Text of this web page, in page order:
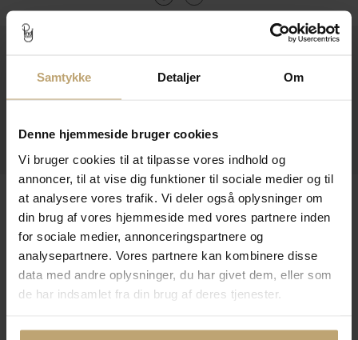
Samtykke Detaljer Om
Denne hjemmeside bruger cookies
Vi bruger cookies til at tilpasse vores indhold og
annoncer, til at vise dig funktioner til sociale medier og til
at analysere vores trafik. Vi deler også oplysninger om
din brug af vores hjemmeside med vores partnere inden
for sociale medier, annonceringspartnere og
analysepartnere. Vores partnere kan kombinere disse
data med andre oplysninger, du har givet dem, eller som
de har indsamlet fra din brug af deres tjenester.
Åbningstider I Butikken
Leveringsmuligheder
Betalingsmuligheder
Sikker Og Tryg E-Handel